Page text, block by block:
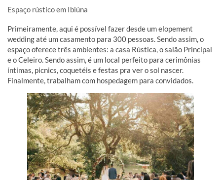
Espaço rústico em Ibiúna
Primeiramente, aqui é possível fazer desde um elopement
wedding até um casamento para 300 pessoas. Sendo assim, o
espaço oferece três ambientes: a casa Rústica, o salão Principal
e o Celeiro. Sendo assim, é um local perfeito para cerimônias
íntimas, picnics, coquetéis e festas pra ver o sol nascer.
Finalmente, trabalham com hospedagem para convidados.